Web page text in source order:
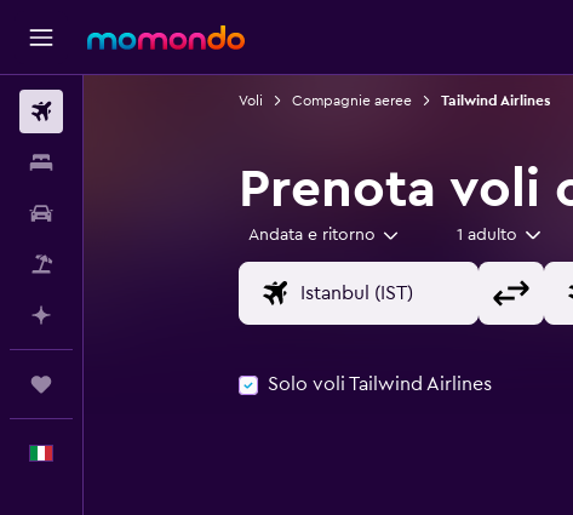
Voli Compagnie aeree Tailwind Airlines
Prenota voli
Andata e ritorno 1 adulto
Solo voli Tailwind Airlines